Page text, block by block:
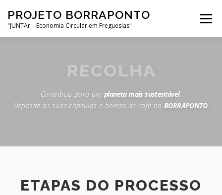
para
conteúdo
PROJETO BORRAPONTO
"JUNTAr – Economia Circular em Freguesias"
Menu
NOTÍCIAS CONTACTOS
RECOLHA
Contribua para umplaneta mais sustentável.
Deposite as suas cápsulas e borras de café no BORRAPONTO.
ETAPAS DO PROCESSO